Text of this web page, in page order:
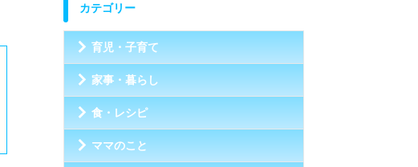
カテゴリー
育児・子育て
家事・暮らし
食・レシピ
ママのこと